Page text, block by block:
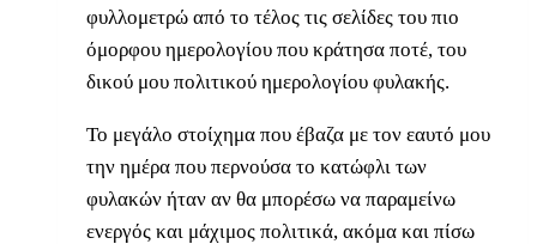
φυλλομετρώ από το τέλος τις σελίδες του πιο
όμορφου ημερολογίου που κράτησα ποτέ, του
δικού μου πολιτικού ημερολογίου φυλακής.
Το μεγάλο στοίχημα που έβαζα με τον εαυτό μου
την ημέρα που περνούσα το κατώφλι των
φυλακών ήταν αν θα μπορέσω να παραμείνω
ενεργός και μάχιμος πολιτικά, ακόμα και πίσω